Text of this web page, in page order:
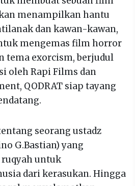
menampilkan hantu
dan kawan-kawan,
mengemas film horror
tema exorcism, berjudul
oleh Rapi Films dan
QODRAT siap tayang
seorang ustadz
G.Bastian) yang
untuk
dari kerasukan. Hingga